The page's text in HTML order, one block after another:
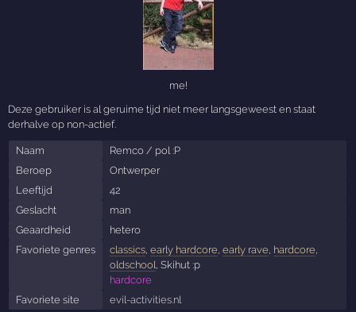
me!
Deze gebruiker is al geruime tijd niet meer langsgeweest en staat
derhalve op non-actief.
Naam
Remco / pol :P
Beroep
Ontwerper
Leeftijd
42
Geslacht
man
Geaardheid
hetero
Favoriete genres
classics, early hardcore early rave hardcore
oldschool , Skihut :p
hardcore
Favoriete site
evil-activities.nl